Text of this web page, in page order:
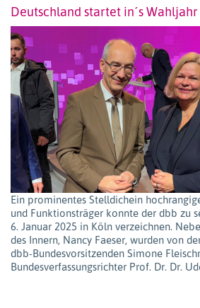
Deutschland startet in´s Wahljahr
Ein prominentes Stelldichein
und Funktionsträger konnte der dbb zu
6. Januar 2025 in Köln verzeichnen.
des Innern, Nancy Faeser, wurden von
dbb-Bundesvorsitzenden Simone
Bundesverfassungsrichter Prof. Dr. Dr.